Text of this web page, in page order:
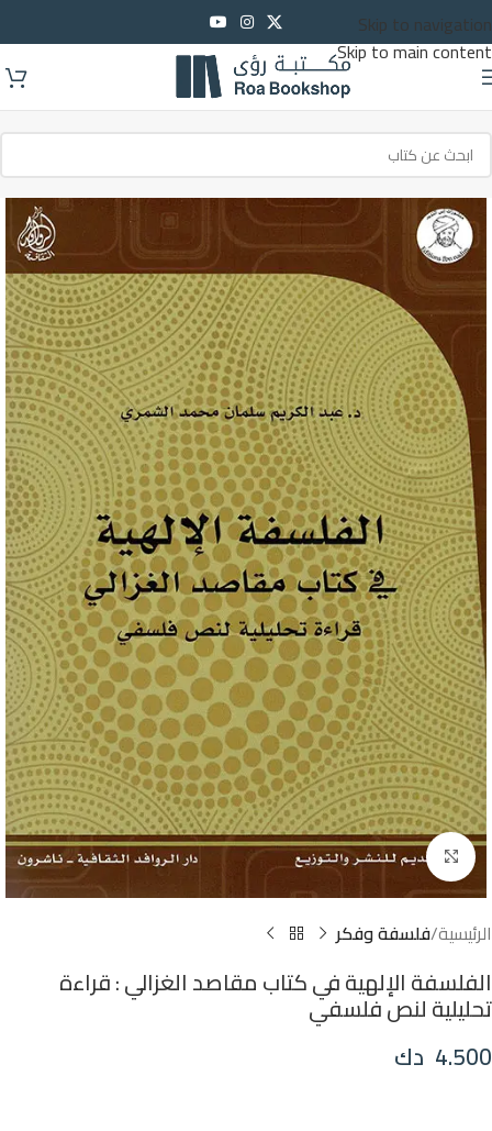
Skip to navigation
Skip to main content
Click to enlarge
الرئيسية فلسفة وفكر
الفلسفة الإلهية في كتاب مقاصد الغزالي : قراءة
تحليلية لنص فلسفي
4.500 دك